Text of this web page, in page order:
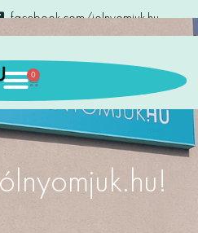
facebook.com/jolnyomjuk.hu
0